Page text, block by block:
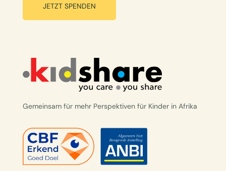
JETZT SPENDEN
Gemeinsam für mehr Perspektiven für Kinder in Afrika